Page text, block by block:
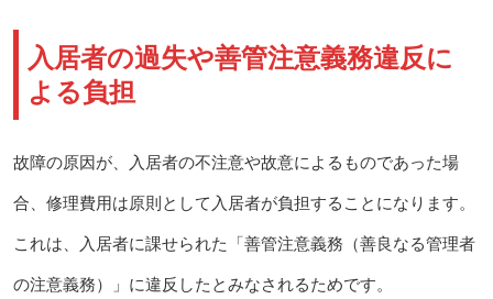
入居者の過失や善管注意義務違反に
よる負担
故障の原因が、入居者の不注意や故意によるものであった場
合、修理費用は原則として入居者が負担することになります。
これは、入居者に課せられた「善管注意義務（善良なる管理者
の注意義務）」に違反したとみなされるためです。